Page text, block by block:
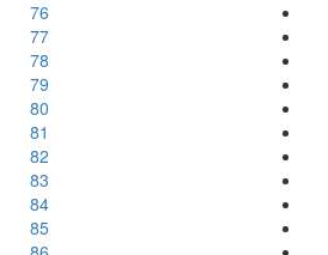
76
77
78
79
80
81
82
83
84
85